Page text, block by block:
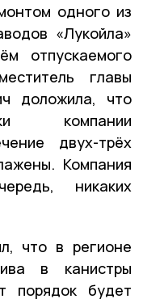
одного из
«Лукойла»
отпускаемого
главы
доложила, что
компании
двух-трёх
Компания
никаких
что в регионе
в канистры
порядок будет